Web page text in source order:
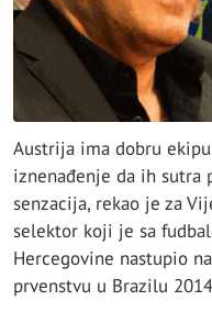
Austrija ima dobru
iznenađenje da ih sutra
senzacija, rekao je za
selektor koji je sa
Hercegovine nastupio
prvenstvu u Brazilu